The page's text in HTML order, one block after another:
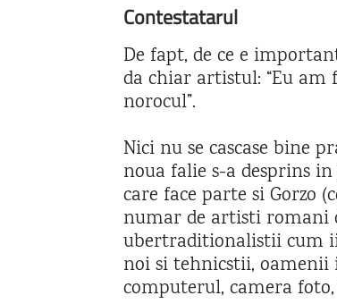
Contestatarul
De fapt, de ce e
da chiar artistul: “Eu
norocul”.
Nici nu se cascase bine
noua falie s-a desprins
care face parte si Gorzo
numar de artisti romani
ubertraditionalistii cum
noi si tehnicstii,
computerul, camera